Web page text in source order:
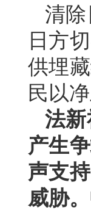
清
日方
供埋
民以
法
产生
声支
威胁